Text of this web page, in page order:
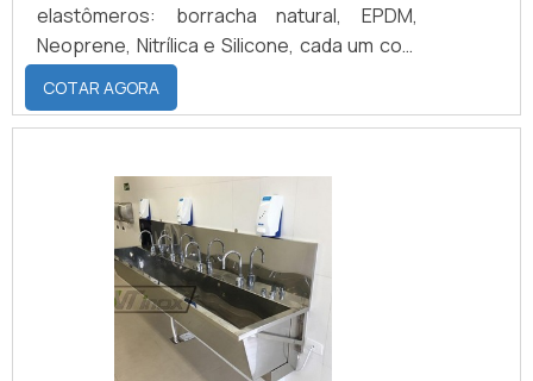
elastômeros: borracha natural, EPDM,
Neoprene, Nitrílica e Silicone, cada um com
características distintas e tipos de
resistência diferentes, por esse motivo é
de suma importância que o cliente saiba
submetidos.PRINCIPAIS CARACTERÍSTICAS
DOS REVESTIMENTOS O revestimento de
borracha para rolos é um material macio e
frágil que necessita de alguns cuid.
COTAR AGORA